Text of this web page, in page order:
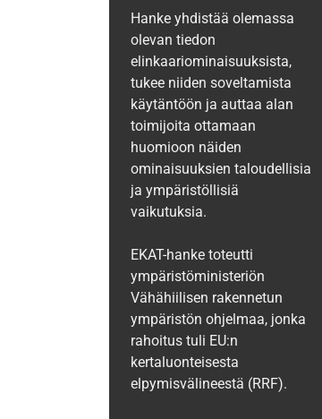
Hanke yhdistää olemassa
olevan tiedon
elinkaariominaisuuksista,
tukee niiden soveltamista
käytäntöön ja auttaa alan
toimijoita ottamaan
huomioon näiden
ominaisuuksien taloudellisia
ja ympäristöllisiä
vaikutuksia.
EKAT-hanke toteutti
ympäristöministeriön
Vähähiilisen rakennetun
ympäristön ohjelmaa, jonka
rahoitus tuli EU:n
kertaluonteisesta
elpymisvälineestä (RRF).